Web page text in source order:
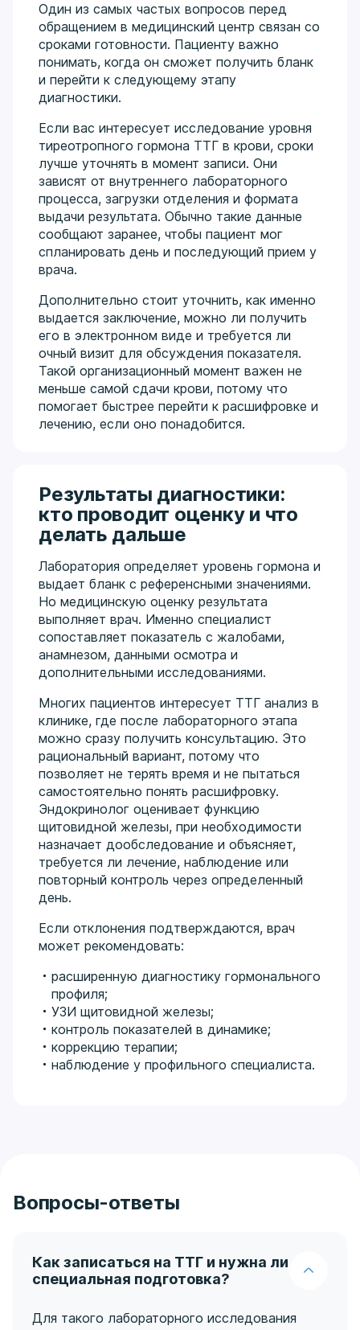
Один из самых частых вопросов перед
обращением в медицинский центр связан со
сроками готовности. Пациенту важно
понимать, когда он сможет получить бланк
и перейти к следующему этапу
диагностики.
Если вас интересует исследование уровня
тиреотропного гормона ТТГ в крови, сроки
лучше уточнять в момент записи. Они
зависят от внутреннего лабораторного
процесса, загрузки отделения и формата
выдачи результата. Обычно такие данные
сообщают заранее, чтобы пациент мог
спланировать день и последующий прием у
врача.
Дополнительно стоит уточнить, как именно
выдается заключение, можно ли получить
его в электронном виде и требуется ли
очный визит для обсуждения показателя.
Такой организационный момент важен не
меньше самой сдачи крови, потому что
помогает быстрее перейти к расшифровке и
лечению, если оно понадобится.
Результаты диагностики:
кто проводит оценку и что
делать дальше
Лаборатория определяет уровень гормона и
выдает бланк с референсными значениями.
Но медицинскую оценку результата
выполняет врач. Именно специалист
сопоставляет показатель с жалобами,
анамнезом, данными осмотра и
дополнительными исследованиями.
Многих пациентов интересует ТТГ анализ в
клинике, где после лабораторного этапа
можно сразу получить консультацию. Это
рациональный вариант, потому что
позволяет не терять время и не пытаться
самостоятельно понять расшифровку.
Эндокринолог оценивает функцию
щитовидной железы, при необходимости
назначает дообследование и объясняет,
требуется ли лечение, наблюдение или
повторный контроль через определенный
день.
Если отклонения подтверждаются, врач
может рекомендовать:
расширенную диагностику гормонального
профиля;
УЗИ щитовидной железы;
контроль показателей в динамике;
коррекцию терапии;
наблюдение у профильного специалиста.
Вопросы-ответы
Как записаться на ТТГ и нужна ли
специальная подготовка?
Для такого лабораторного исследования